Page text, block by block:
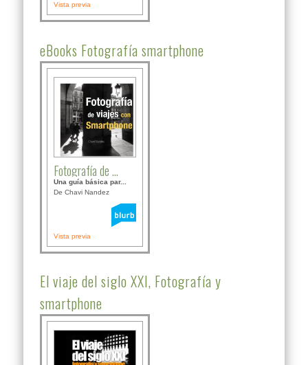
Vista previa
eBooks Fotografía smartphone
Fotografía de ...
Una guía básica par...
De Chavi Nandez
Vista previa
El viaje del siglo XXI, Fotografía y
smartphone